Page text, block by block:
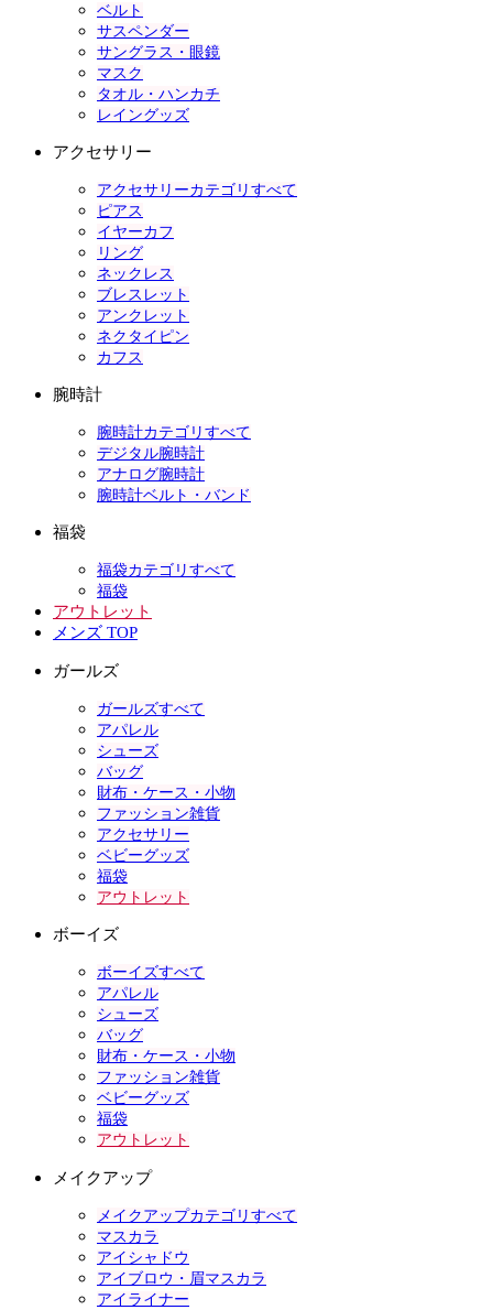
ベルト
サスペンダー
サングラス・眼鏡
マスク
タオル・ハンカチ
レイングッズ
アクセサリー
アクセサリーカテゴリすべて
ピアス
イヤーカフ
リング
ネックレス
ブレスレット
アンクレット
ネクタイピン
カフス
腕時計
腕時計カテゴリすべて
デジタル腕時計
アナログ腕時計
腕時計ベルト・バンド
福袋
福袋カテゴリすべて
福袋
アウトレット
メンズ TOP
ガールズ
ガールズすべて
アパレル
シューズ
バッグ
財布・ケース・小物
ファッション雑貨
アクセサリー
ベビーグッズ
福袋
アウトレット
ボーイズ
ボーイズすべて
アパレル
シューズ
バッグ
財布・ケース・小物
ファッション雑貨
ベビーグッズ
福袋
アウトレット
メイクアップ
メイクアップカテゴリすべて
マスカラ
アイシャドウ
アイブロウ・眉マスカラ
アイライナー